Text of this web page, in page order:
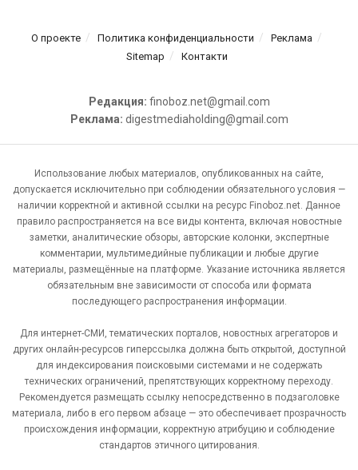
О проекте Политика конфиденциальности
Реклама
Sitemap
Контакти
Редакция: finoboz.net@gmail.com
Реклама: digestmediaholding@gmail.com
Использование любых материалов, опубликованных на сайте,
допускается исключительно при соблюдении обязательного условия —
наличии корректной и активной ссылки на ресурс Finoboz.net. Данное
правило распространяется на все виды контента, включая новостные
заметки, аналитические обзоры, авторские колонки, экспертные
комментарии, мультимедийные публикации и любые другие
материалы, размещённые на платформе. Указание источника является
обязательным вне зависимости от способа или формата
последующего распространения информации.
Для интернет-СМИ, тематических порталов, новостных агрегаторов и
других онлайн-ресурсов гиперссылка должна быть открытой, доступной
для индексирования поисковыми системами и не содержать
технических ограничений, препятствующих корректному переходу.
Рекомендуется размещать ссылку непосредственно в подзаголовке
материала, либо в его первом абзаце — это обеспечивает прозрачность
происхождения информации, корректную атрибуцию и соблюдение
стандартов этичного цитирования.